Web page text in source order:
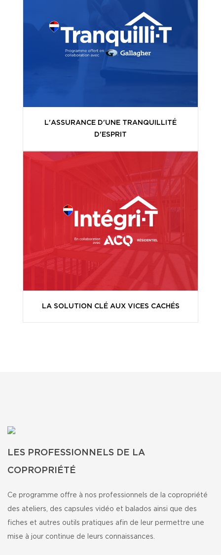
L'ASSURANCE D'UNE TRANQUILLITÉ
D'ESPRIT
LA SOLUTION CLÉ AUX VICES CACHÉS
LES PROFESSIONNELS DE LA
COPROPRIÉTÉ
Ce programme offre à nos professionnels de la copropriété
des ateliers, des capsules vidéo et balados ainsi que des
fiches et autres outils pratiques afin de leur permettre une
mise à jour continue de leurs connaissances.